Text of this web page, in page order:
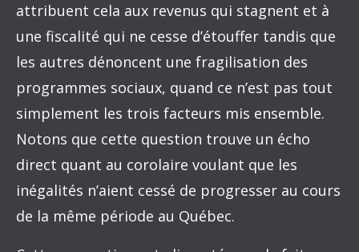
attribuent cela aux revenus qui stagnent et à
une fiscalité qui ne cesse d’étouffer tandis que
les autres dénoncent une fragilisation des
programmes sociaux, quand ce n’est pas tout
simplement les trois facteurs mis ensemble.
Notons que cette question trouve un écho
direct quant au corolaire voulant que les
inégalités n’aient cessé de progresser au cours
de la même période au Québec.